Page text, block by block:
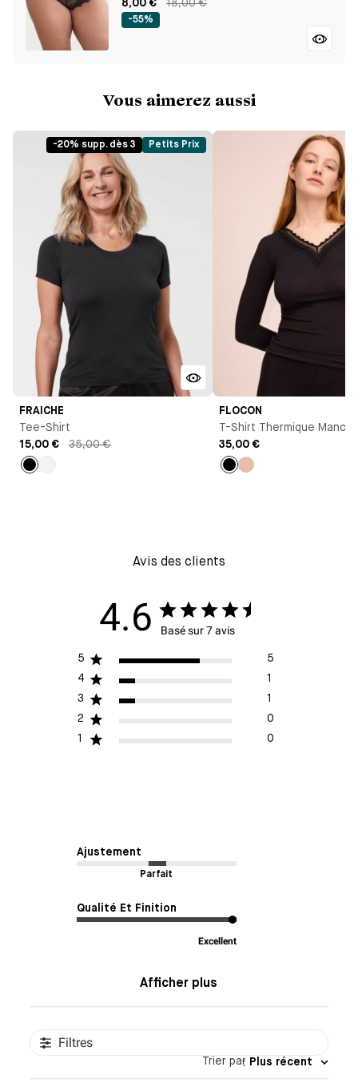
8,00 € 18,00 €
-55%
Vous aimerez aussi
-20% supp. dès 3 Petits Prix
FRAICHE
Tee-Shirt
15,00 €
35,00 €
FLOCON
T-Shirt Thermique
Longues
35,00 €
Avis des clients
4.6 Basé sur 7 avis
5
5
4
1
3
1
2
0
1
0
Ajustement
Parfait
Qualité Et Finition
Excellent
Afficher plus
Filtres
Trier par: Plus récent